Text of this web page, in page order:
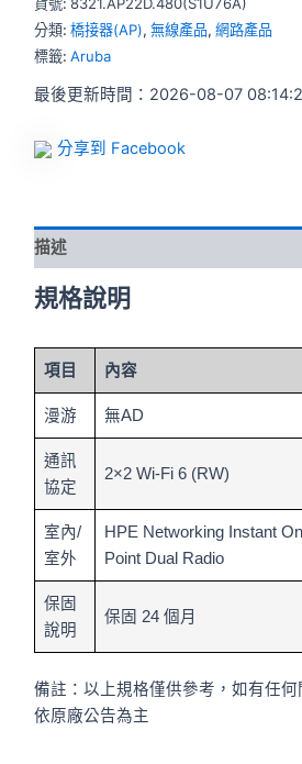
貨號:8321.AP22D.480(S1U76A)
分類:橋接器(AP),無線產品,網路產品
標籤:Aruba
最後更新時間：2026-08-07
分享到 Facebook
描述
規格說明
項目 內容
漫游 無AD
通訊
協定
2×2 Wi-Fi 6 (RW)
室內/
室外
HPE Networking Instant
Point Dual Radio
保固
說明
保固 24 個月
備註：以上規格僅供參考，如有任何
依原廠公告為主